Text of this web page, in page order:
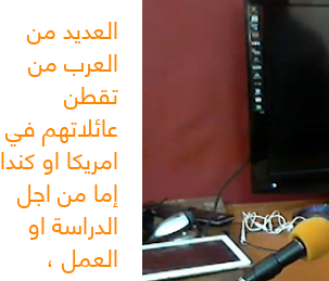
العديد من
العرب من
تقطن
عائلاتهم في
امريكا او كندا
إما من اجل
الدراسة او
العمل ،